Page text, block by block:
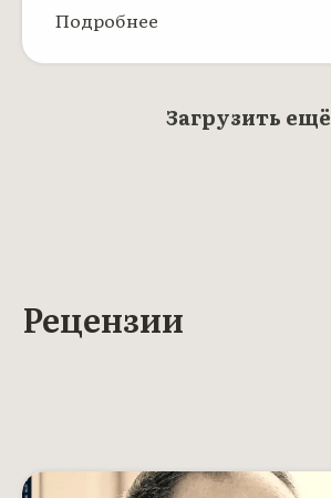
Подробнее
Загрузить ещё
Рецензии